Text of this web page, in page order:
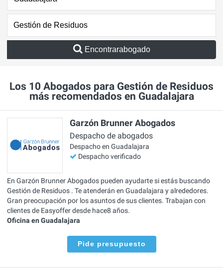
Encontrarabogado
Los 10 Abogados para Gestión de Residuos
más recomendados en Guadalajara
Garzón Brunner Abogados
Despacho de abogados
Despacho en Guadalajara
Despacho verificado
En Garzón Brunner Abogados pueden ayudarte si estás buscando
Gestión de Residuos . Te atenderán en Guadalajara y alrededores.
Gran preocupación por los asuntos de sus clientes. Trabajan con
clientes de Easyoffer desde hace8 años.
Oficina en Guadalajara
Pide presupuesto